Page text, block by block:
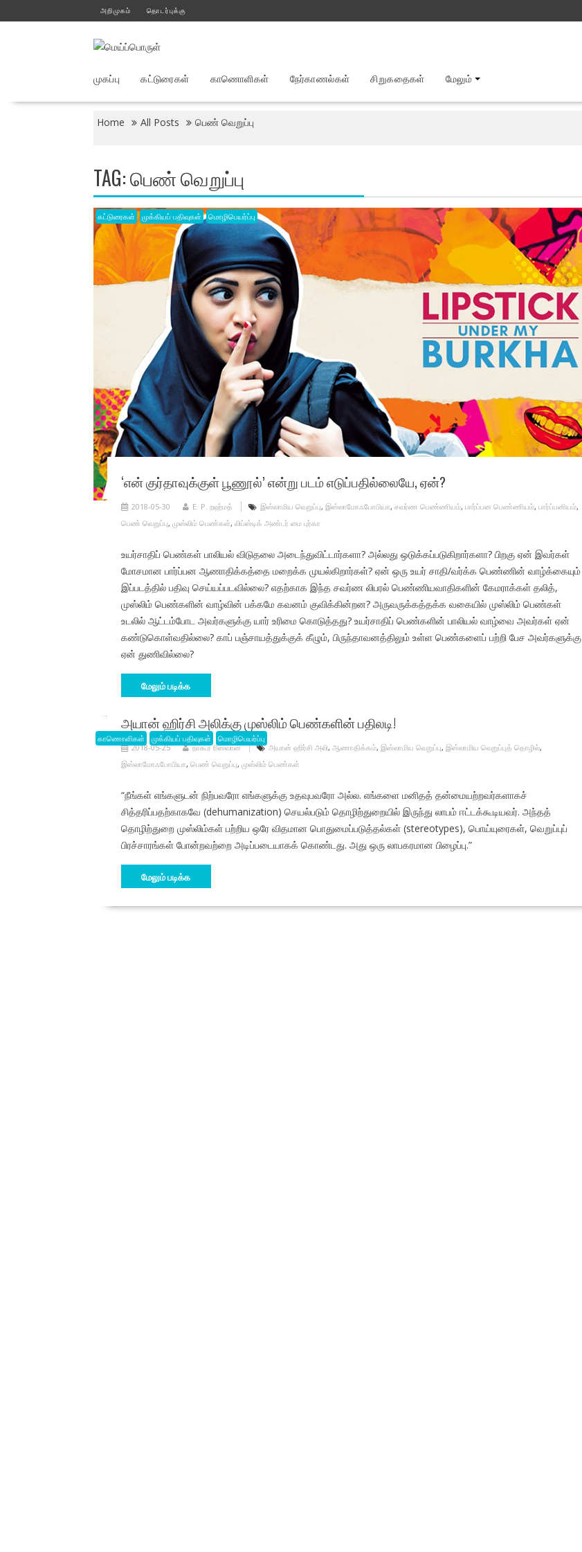
to
அறிமுகம் தொடர்புக்கு
முகப்பு கட்டுரைகள் காணொளிகள் நேர்காணல்கள் சிறுகதைகள் மேலும்
Home All Posts பெண் வெறுப்பு
TAG:பெண் வெறுப்பு
கட்டுரைகள் முக்கியப் பதிவுகள் மொழிபெயர்ப்பு
‘என் குர்தாவுக்குள் பூணூல்’ என்று படம் எடுப்பதில்லையே, ஏன்?
2018-05-30 E. P. றஹ்மத் இஸ்லாமிய வெறுப்பு, இஸ்லாமோஃபோபியா, சவர்ண பெண்ணியம், பார்ப்பன பெண்ணியம், பார்ப்பனியம்,
பெண் வெறுப்பு, முஸ்லிம் பெண்கள், லிப்ஸ்டிக் அண்டர் மை புர்கா
உயர்சாதிப் பெண்கள் பாலியல் விடுதலை அடைந்துவிட்டார்களா? அல்லது ஒடுக்கப்படுகிறார்களா? பிறகு ஏன் இவர்கள்
மோசமான பார்ப்பன ஆணாதிக்கத்தை மறைக்க முயல்கிறார்கள்? ஏன் ஒரு உயர் சாதி/வர்க்க பெண்ணின் வாழ்க்கையும்
இப்படத்தில் பதிவு செய்யப்படவில்லை? எதற்காக இந்த சவர்ண லிபரல் பெண்ணியவாதிகளின் கேமராக்கள் தலித்,
முஸ்லிம் பெண்களின் வாழ்வின் பக்கமே கவனம் குவிக்கின்றன? அருவருக்கத்தக்க வகையில் முஸ்லிம் பெண்கள்
உடலில் ஆட்டம்போட அவர்களுக்கு யார் உரிமை கொடுத்தது? உயர்சாதிப் பெண்களின் பாலியல் வாழ்வை அவர்கள் ஏன்
கண்டுகொள்வதில்லை? காப் பஞ்சாயத்துக்குக் கீழும், பிருந்தாவனத்திலும் உள்ள பெண்களைப் பற்றி பேச அவர்களுக்கு
ஏன் துணிவில்லை?
மேலும் படிக்க
காணொளிகள் முக்கியப் பதிவுகள் மொழிபெயர்ப்பு
அயான் ஹிர்சி அலிக்கு முஸ்லிம் பெண்களின் பதிலடி!
2018-05-25 நாகூர் ரிஸ்வான் அயான் ஹிர்சி அலி, ஆணாதிக்கம், இஸ்லாமிய வெறுப்பு, இஸ்லாமிய வெறுப்புத் தொழில்,
இஸ்லாமோஃபோபியா, பெண் வெறுப்பு, முஸ்லிம் பெண்கள்
“நீங்கள் எங்களுடன் நிற்பவரோ எங்களுக்கு உதவுபவரோ அல்ல. எங்களை மனிதத் தன்மையற்றவர்களாகச்
சித்தரிப்பதற்காகவே (dehumanization) செயல்படும் தொழிற்துறையில் இருந்து லாபம் ஈட்டக்கூடியவர். அந்தத்
தொழிற்துறை முஸ்லிம்கள் பற்றிய ஒரே விதமான பொதுமைப்படுத்தல்கள் (stereotypes), பொய்யுரைகள், வெறுப்புப்
பிரச்சாரங்கள் போன்றவற்றை அடிப்படையாகக் கொண்டது. அது ஒரு லாபகரமான பிழைப்பு.”
மேலும் படிக்க